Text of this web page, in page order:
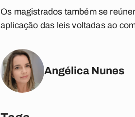
Os magistrados também se
aplicação das leis voltadas ao
Angélica Nunes